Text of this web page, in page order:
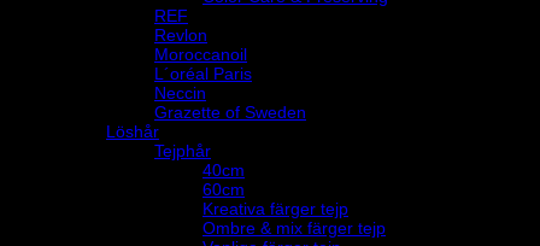
REF
Revlon
Moroccanoil
L´oréal Paris
Neccin
Grazette of Sweden
Löshår
Tejphår
40cm
60cm
Kreativa färger tejp
Ombre & mix färger tejp